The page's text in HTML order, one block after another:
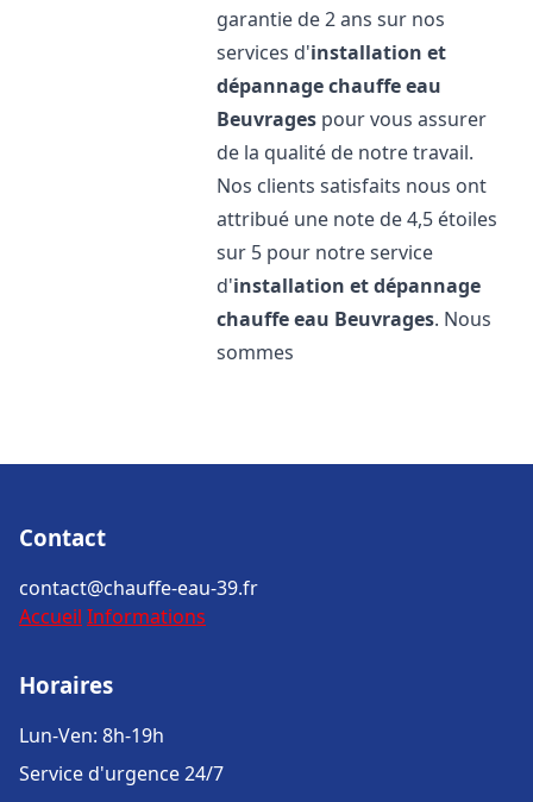
garantie de 2 ans sur nos
services d'installation et
dépannage chauffe eau
Beuvrages pour vous assurer
de la qualité de notre travail.
Nos clients satisfaits nous ont
attribué une note de 4,5 étoiles
sur 5 pour notre service
d'installation et dépannage
chauffe eau Beuvrages. Nous
sommes
Contact
contact@chauffe-eau-39.fr
Accueil Informations
Horaires
Lun-Ven: 8h-19h
Service d'urgence 24/7